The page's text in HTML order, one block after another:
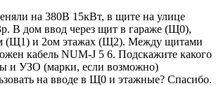
на 380В 15кВт, в щите на улице
В дом ввод через щит в гараже (Щ0),
(Щ1) и 2ом этажах (Щ2). Между щитами
кабель NUM-J 5 6. Подскажите какого
и УЗО (марки, если возможно)
на вводе в Щ0 и этажные? Спасибо.